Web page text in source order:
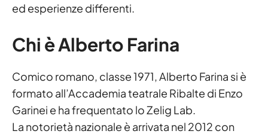
ed esperienze differenti.
Chi è Alberto Farina
Comico romano, classe 1971, Alberto Farina si è
formato all’Accademia teatrale Ribalte di Enzo
Garinei e ha frequentato lo Zelig Lab.
La notorietà nazionale è arrivata nel 2012 con